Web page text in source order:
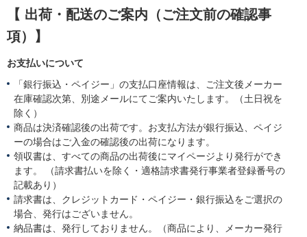
【 出荷・配送のご案内（ご注文前の確認事
項）】
お支払いについて
「銀行振込・ペイジー」の支払口座情報は、ご注文後メーカー
在庫確認次第、別途メールにてご案内いたします。（土日祝を
除く）
商品は決済確認後の出荷です。お支払方法が銀行振込、ペイジ
ーの場合はご入金の確認後の出荷になります。
領収書は、すべての商品の出荷後にマイページより発行ができ
ます。 （請求書払いを除く・適格請求書発行事業者登録番号の
記載あり）
請求書は、クレジットカード・ペイジー・銀行振込をご選択の
場合、発行はございません。
納品書は、発行しておりません。（商品により、メーカー発行